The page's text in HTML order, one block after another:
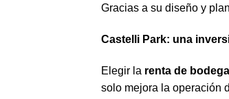
Gracias a su diseño y
Castelli Park: una
Elegir la renta de
solo mejora la operación